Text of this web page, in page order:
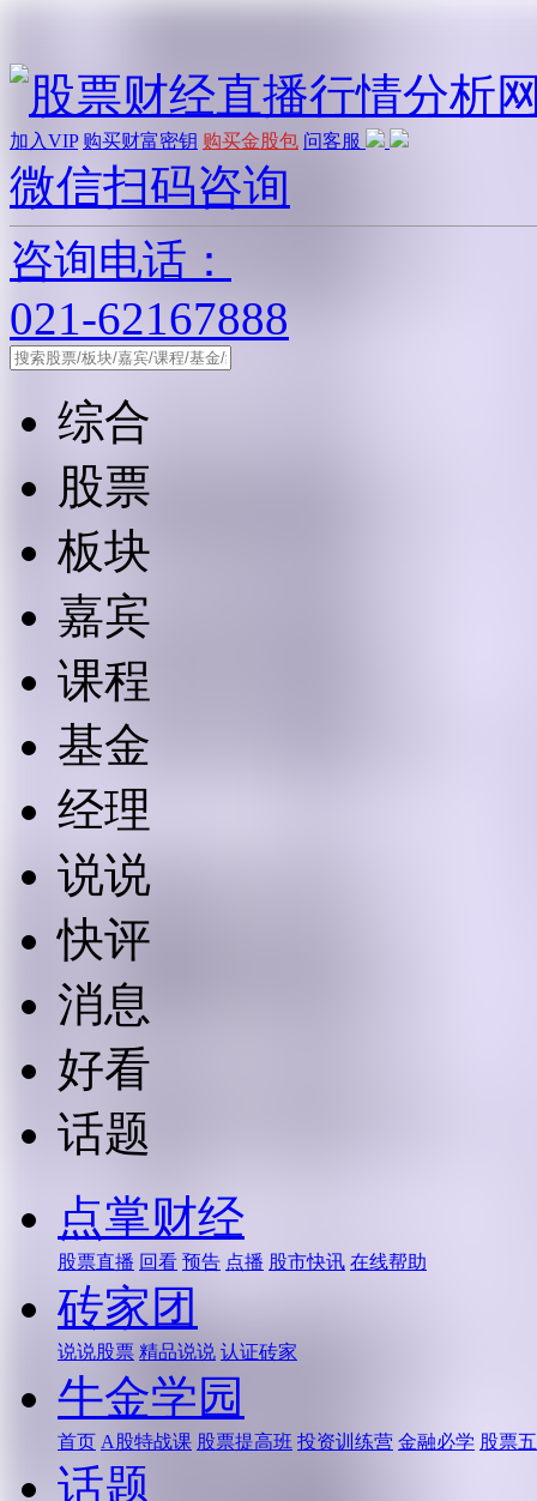
加入VIP 购买财富密钥 购买金股包 问客服
微信扫码咨询
咨询电话：
021-62167888
综合
股票
板块
嘉宾
课程
基金
经理
说说
快评
消息
好看
话题
点掌财经
股票直播 回看 预告 点播 股市快讯 在线帮助
砖家团
说说股票 精品说说 认证砖家
牛金学园
首页 A股特战课 股票提高班 投资训练营 金融必学 股票
话题